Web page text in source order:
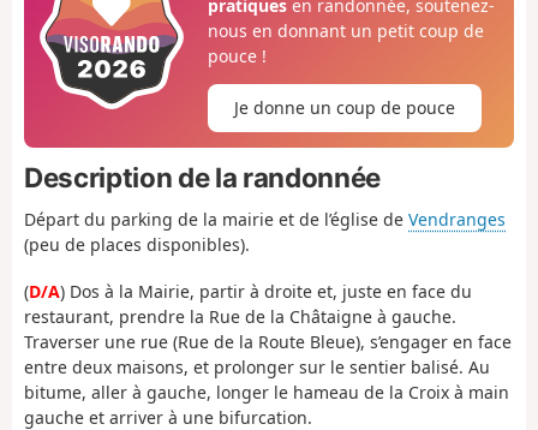
pratiquesen randonnée, soutenez-
nous en donnant un petit coup de
pouce !
Je donne un coup de pouce
Description de la randonnée
Départ du parking de la mairie et de l’église de Vendranges
(peu de places disponibles).
(D/A) Dos à la Mairie, partir à droite et, juste en face du
restaurant, prendre la Rue de la Châtaigne à gauche.
Traverser une rue (Rue de la Route Bleue), s’engager en face
entre deux maisons, et prolonger sur le sentier balisé. Au
bitume, aller à gauche, longer le hameau de la Croix à main
gauche et arriver à une bifurcation.